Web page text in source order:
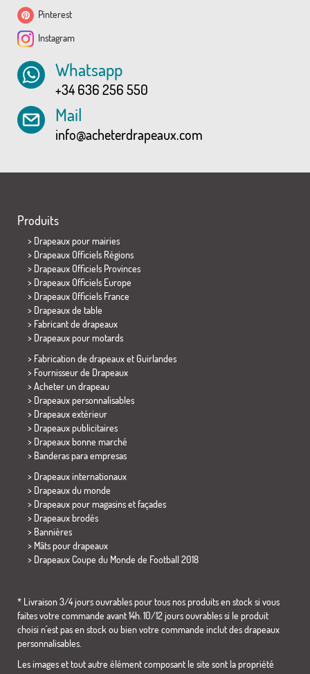
Pinterest
Instagram
Whatsapp
+34 636 256 550
Mail
info@acheterdrapeaux.com
Produits
> Drapeaux pour mairies
> Drapeaux Officiels Régions
> Drapeaux Officiels Provinces
> Drapeaux Officiels Europe
> Drapeaux Officiels France
> Drapeaux de table
> Fabricant de drapeaux
> Drapeaux pour motards
> Fabrication de drapeaux et Guirlandes
> Fournisseur de Drapeaux
> Acheter un drapeau
> Drapeaux personnalisables
> Drapeaux extérieur
> Drapeaux publicitaires
> Drapeaux bonne marché
> Banderas para empresas
> Drapeaux internationaux
> Drapeaux du monde
> Drapeaux pour magasins et façades
> Drapeaux brodés
> Bannières
> Mâts pour drapeaux
> Drapeaux Coupe du Monde de Football 2018
* Livraison 3/4 jours ouvrables pour tous nos produits en stock si vous
faites votre commande avant 14h. 10/12 jours ouvrables si le produit
choisi n´est pas en stock ou bien votre commande inclut des drapeaux
personnalisables.
Les images et tout autre élément composant le site sont la propriété